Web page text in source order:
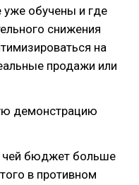
обучены и где
снижения
на
продажи или
демонстрацию
чей бюджет больше
в противном